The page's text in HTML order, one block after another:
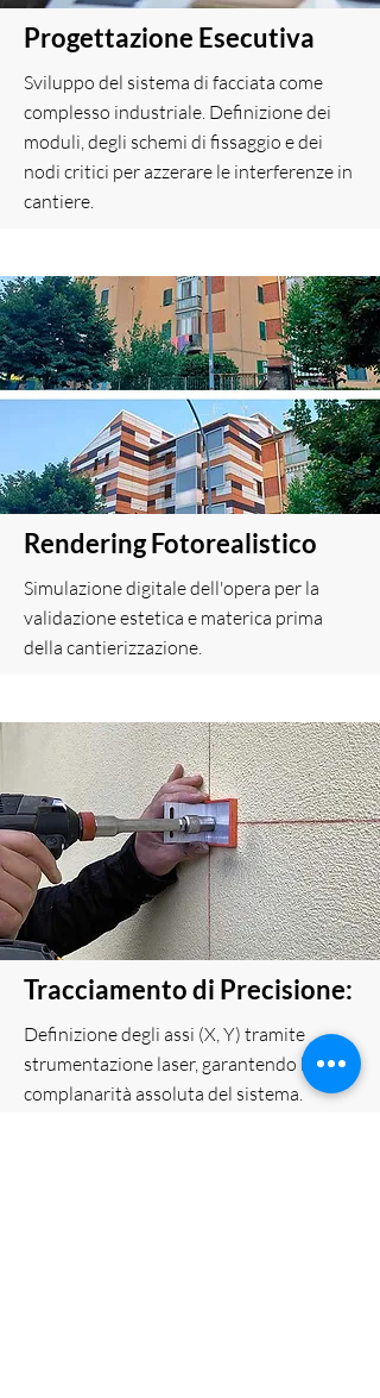
Progettazione Esecutiva
Sviluppo del sistema di facciata come
complesso industriale. Definizione dei
moduli, degli schemi di fissaggio e dei
nodi critici per azzerare le interferenze in
cantiere.
Rendering Fotorealistico
Simulazione digitale dell'opera per la
validazione estetica e materica prima
della cantierizzazione.
Tracciamento di Precisione:
Definizione degli assi (X, Y) tramite
strumentazione laser, garantendo la
complanarità assoluta del sistema.